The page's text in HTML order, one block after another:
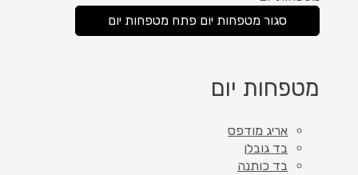
סגור מטפחות יום פתח מטפחות יום
מטפחות יום
אריג מודפס
בד גובלן
בד כותנה